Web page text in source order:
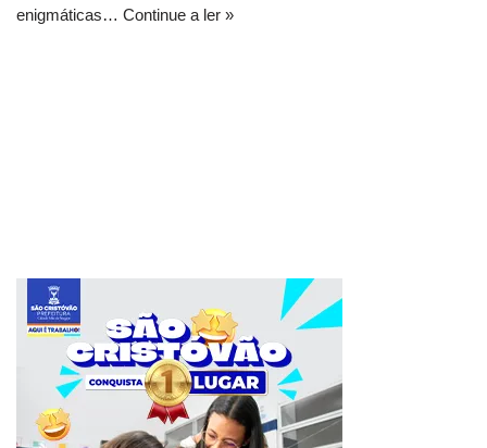
enigmáticas… Continue a ler »